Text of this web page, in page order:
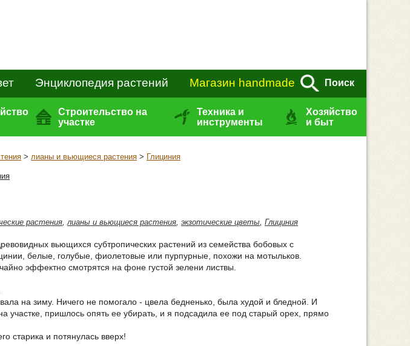
Энциклопедия растений Магазин handmade Поиск
Строительство на
участке
Техника и
инструменты
Хозяйство
и быт
> лианы и вьющиеся растения > Глициния
растения,лианы и вьющиеся растения, экзотические цветы, Глициния
вьющихся субтропических растений из семейства бобовых с
белые, голубые, фиолетовые или пурпурные, похожи на мотыльков.
эффектно смотрятся на фоне густой зелени листвы.
на зиму. Ничего не помогало - цвела бедненько, была худой и бледной. И
участке, пришлось опять ее убирать, и я подсадила ее под старый орех, прямо
старика и потянулась вверх!